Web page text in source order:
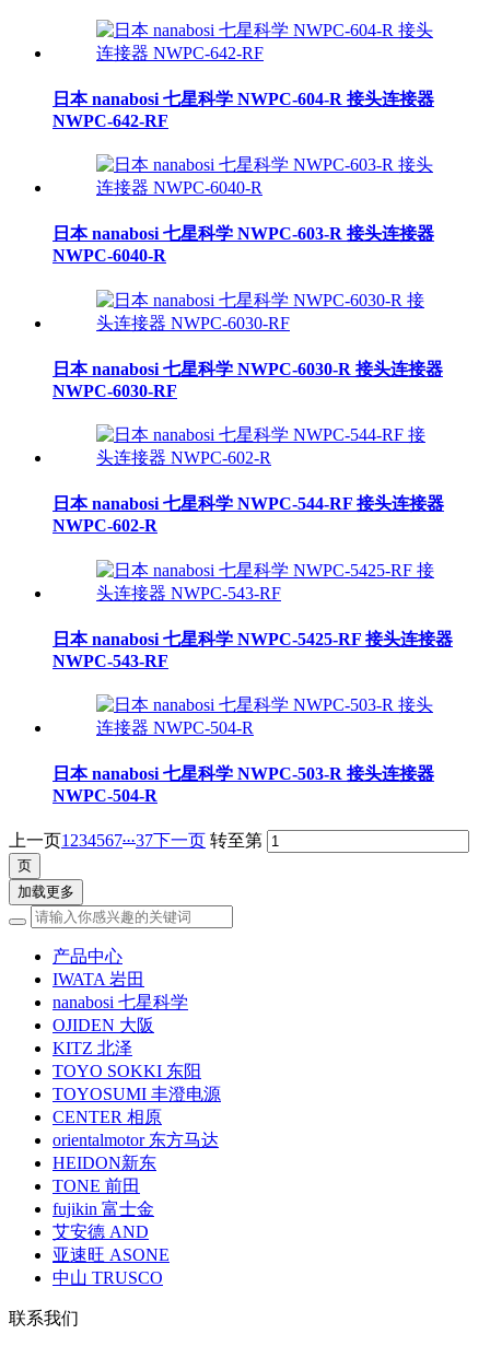
日本 nanabosi 七星科学 NWPC-604-R 接头连接器
NWPC-642-RF
日本 nanabosi 七星科学 NWPC-603-R 接头连接器
NWPC-6040-R
日本 nanabosi 七星科学 NWPC-6030-R 接头连接器
NWPC-6030-RF
日本 nanabosi 七星科学 NWPC-544-RF 接头连接器
NWPC-602-R
日本 nanabosi 七星科学 NWPC-5425-RF 接头连接器
NWPC-543-RF
日本 nanabosi 七星科学 NWPC-503-R 接头连接器
NWPC-504-R
上一页1 234567...37下一页 转至第
加载更多
产品中心
IWATA 岩田
nanabosi 七星科学
OJIDEN 大阪
KITZ 北泽
TOYO SOKKI 东阳
TOYOSUMI 丰澄电源
CENTER 相原
orientalmotor 东方马达
HEIDON新东
TONE 前田
fujikin 富士金
艾安德 AND
亚速旺 ASONE
中山 TRUSCO
联系我们